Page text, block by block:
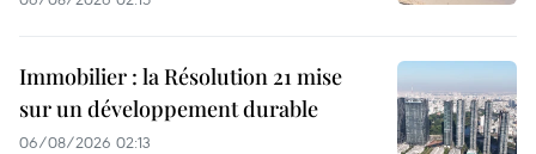
Immobilier : la Résolution 21 mise
sur un développement durable
06/08/2026 02:13